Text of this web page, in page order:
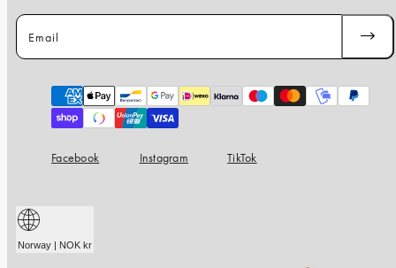
Email
Payment
methods
Facebook Instagram TikTok
Norway | NOK kr